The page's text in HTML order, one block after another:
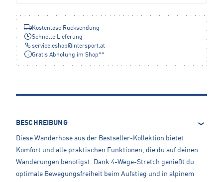
Kostenlose Rücksendung
Schnelle Lieferung
service.eshop@intersport.at
Gratis Abholung im Shop**
BESCHREIBUNG
Diese Wanderhose aus der Bestseller-Kollektion bietet
Komfort und alle praktischen Funktionen, die du auf deinen
Wanderungen benötigst. Dank 4-Wege-Stretch genießt du
optimale Bewegungsfreiheit beim Aufstieg und in alpinem